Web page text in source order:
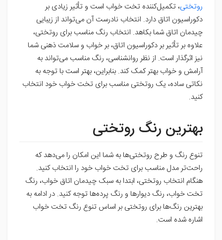
روتختی، تکمیل‌کننده تخت خواب است و تأثیر زیادی بر
دکوراسیون اتاق دارد. انتخاب نادرست آن می‌تواند از زیبایی
چیدمان اتاق شما بکاهد. انتخاب رنگ مناسب برای روتختی،
علاوه بر تأثیر بر دکوراسیون اتاق، بر خواب و سلامت ذهنی شما
نیز اثرگذار است. از نظر روانشناسی، رنگ مناسب می‌تواند به
آرامش و خواب بهتر کمک کند. بنابراین، بهتر است با توجه به
نکاتی ساده، یک روتختی مناسب برای تخت خواب خود انتخاب
کنید.
بهترین رنگ روتختی
تنوع رنگ و طرح روتختی‌ها به شما این امکان را می‌دهد که
راحت‌تر مدل مناسب برای تخت خواب خود را انتخاب کنید.
هنگام انتخاب روتختی، ابتدا به سبک چیدمان اتاق خواب، رنگ
تخت خواب، رنگ دیوارها و رنگ پرده‌ها توجه کنید. در ادامه به
بهترین رنگ‌ها برای روتختی بر اساس تنوع رنگ تخت خواب
اشاره شده است.